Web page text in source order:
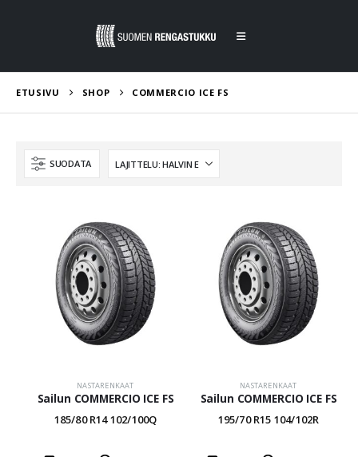
ETUSIVU SHOP COMMERCIO ICE FS
SUODATA
NASTARENKAAT
Sailun COMMERCIO ICE FS
185/80 R14 102/100Q
NASTARENKAAT
Sailun COMMERCIO ICE FS
195/70 R15 104/102R